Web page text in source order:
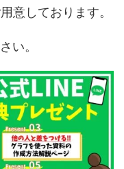
意しております。
い。